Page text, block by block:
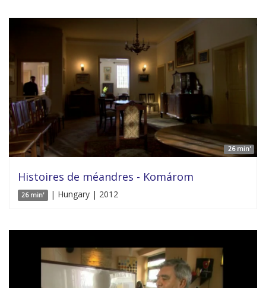
26 min'
Histoires de méandres - Komárom
26 min' | Hungary | 2012